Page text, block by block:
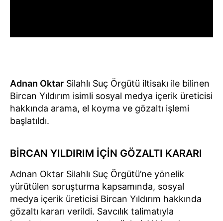
Adnan Oktar Silahlı Suç Örgütü iltisakı ile bilinen
Bircan Yıldırım isimli sosyal medya içerik üreticisi
hakkında arama, el koyma ve gözaltı işlemi
başlatıldı.
BİRCAN YILDIRIM İÇİN GÖZALTI KARARI
Adnan Oktar Silahlı Suç Örgütü’ne yönelik
yürütülen soruşturma kapsamında, sosyal
medya içerik üreticisi Bircan Yıldırım hakkında
gözaltı kararı verildi. Savcılık talimatıyla